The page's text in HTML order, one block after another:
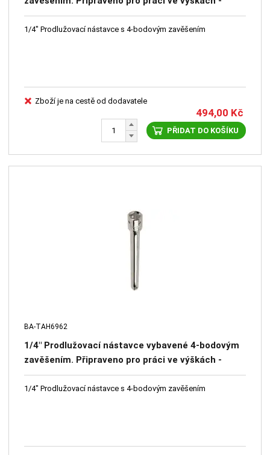
systém 4 otvorů - bezpečnostní čep – 101 mm
1/4" Prodlužovací nástavce s 4-bodovým zavěšením
Zboží je na cestě od dodavatele
494,00 Kč
PŘIDAT DO KOŠÍKU
BA-TAH6962
1/4" Prodlužovací nástavce vybavené 4-bodovým
zavěšením. Připraveno pro práci ve výškách -
systém 4 otvorů - bezpečnostní čep – 152 mm
1/4" Prodlužovací nástavce s 4-bodovým zavěšením